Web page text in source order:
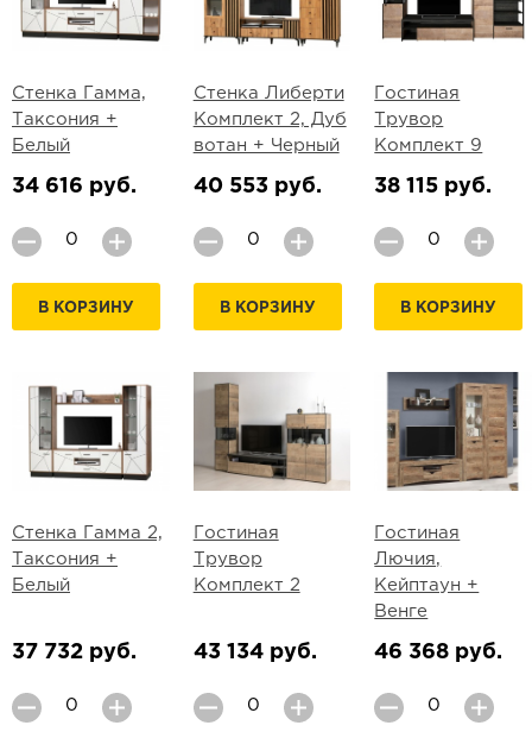
Стенка Гамма,
Таксония +
Белый
34 616 руб.
В КОРЗИНУ
Стенка Либерти
Комплект 2, Дуб
вотан + Черный
40 553 руб.
В КОРЗИНУ
Гостиная
Трувор
Комплект 9
38 115 руб.
В КОРЗИНУ
Стенка Гамма 2,
Таксония +
Белый
37 732 руб.
Гостиная
Трувор
Комплект 2
43 134 руб.
Гостиная
Лючия,
Кейптаун +
Венге
46 368 руб.